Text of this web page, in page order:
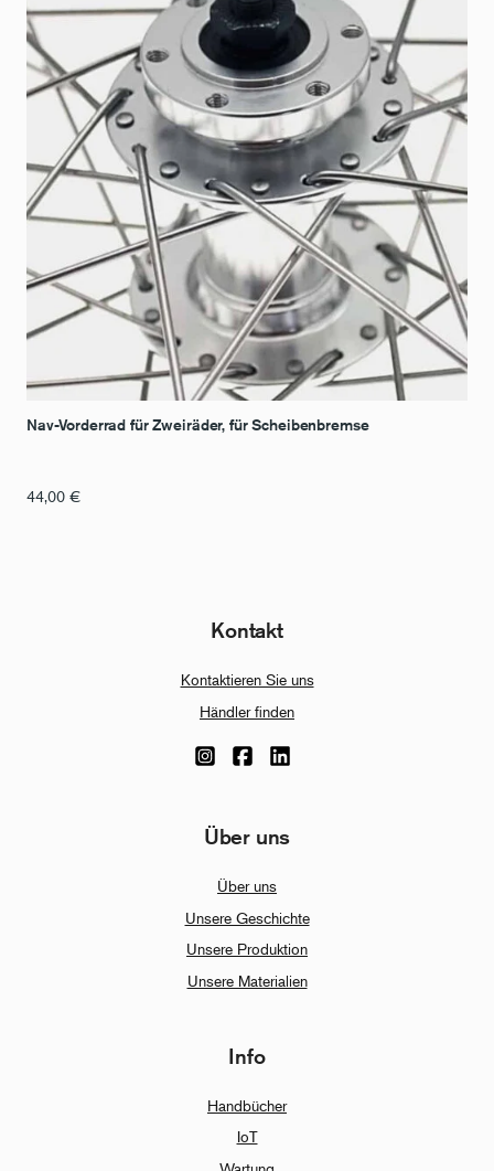
Nav-Vorderrad für Zweiräder, für Scheibenbremse
44,00 €
Kontakt
Kontaktieren Sie uns
Händler finden
Über uns
Über uns
Unsere Geschichte
Unsere Produktion
Unsere Materialien
Info
Handbücher
IoT